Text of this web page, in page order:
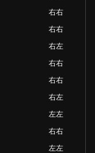
右右
右右
右左
右右
右右
右左
左左
右右
左左